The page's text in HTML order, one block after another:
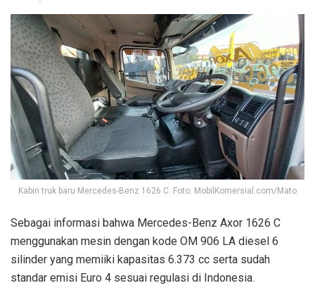
Kabin truk baru Mercedes-Benz 1626 C. Foto: MobilKomersial.com/Mato
Sebagai informasi bahwa Mercedes-Benz Axor 1626 C
menggunakan mesin dengan kode OM 906 LA diesel 6
silinder yang memiiki kapasitas 6.373 cc serta sudah
standar emisi Euro 4 sesuai regulasi di Indonesia.